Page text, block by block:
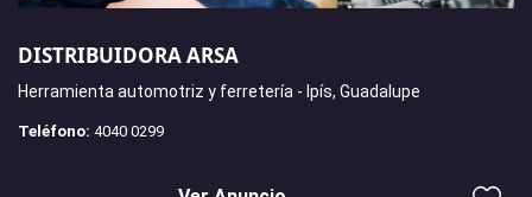
DISTRIBUIDORA ARSA
Herramienta automotriz y ferretería - Ipís, Guadalupe
Teléfono: 4040 0299